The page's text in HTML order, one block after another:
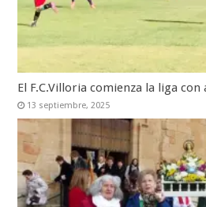
El F.C.Villoria comienza la liga con
13 septiembre, 2025